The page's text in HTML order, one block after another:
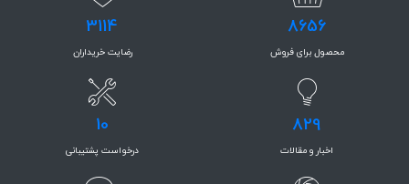
8656
محصول برای فروش
3114
رضایت خریداران
829
اخبار و مقالات
10
درخواست پشتیبانی